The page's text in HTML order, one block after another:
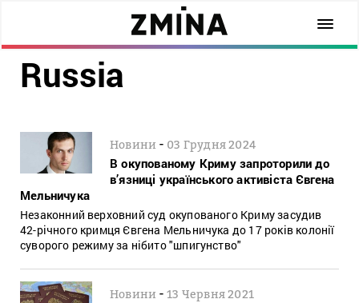
Russia
Новини - 03 Грудня 2024
В окупованому Криму запроторили до
в’язниці українського активіста Євгена
Мельничука
Незаконний верховний суд окупованого Криму засудив
42-річного кримця Євгена Мельничука до 17 років колонії
суворого режиму за нібито "шпигунство"
Новини -13 Червня 2021